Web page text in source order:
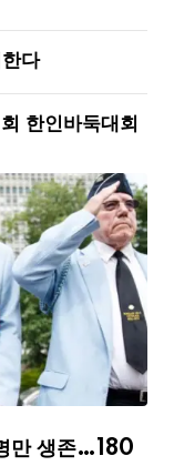
다
한인바둑대회
만 생존…180